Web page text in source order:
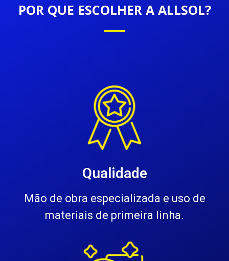
POR QUE ESCOLHER A ALLSOL?
Qualidade
Mão de obra especializada e uso de
materiais de primeira linha.